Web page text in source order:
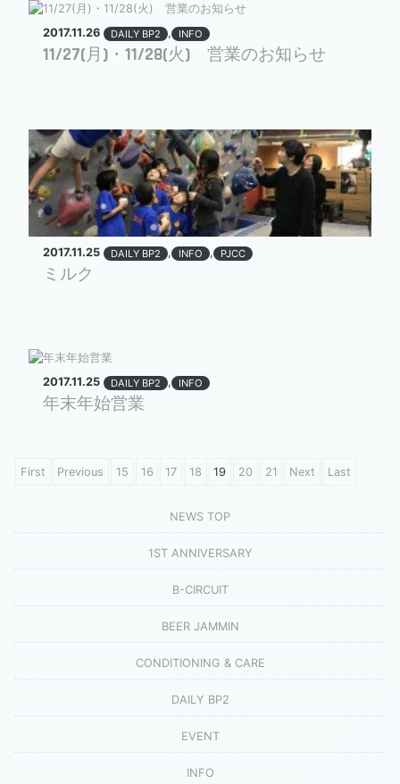
2017.11.26 DAILY BP2 , INFO
11/27(月)・11/28(火) 営業のお知らせ
2017.11.25 DAILY BP2 , INFO , PJCC
ミルク
2017.11.25 DAILY BP2 , INFO
年末年始営業
First Previous 15 16 17 18 19 20 21 Next Last
NEWS TOP
1ST ANNIVERSARY
B-CIRCUIT
BEER JAMMIN
CONDITIONING & CARE
DAILY BP2
EVENT
INFO